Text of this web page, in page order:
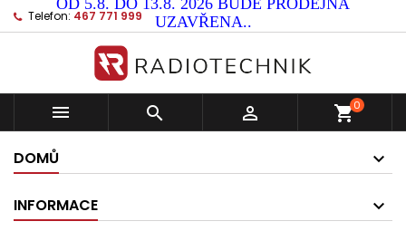
OD 5.8. DO 13.8. 2026 BUDE PRODEJNA
UZAVŘENA..
Telefon: 467 771 999
   shopping_cart0
DOMŮ
INFORMACE